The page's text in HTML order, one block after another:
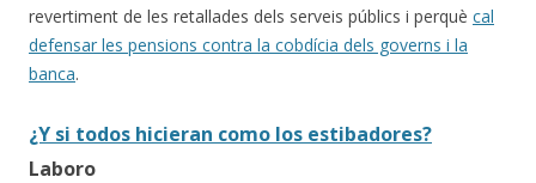
revertiment de les retallades dels serveis públics i perquè cal
defensar les pensions contra la cobdícia dels governs i la
banca.
¿Y si todos hicieran como los estibadores?
Laboro